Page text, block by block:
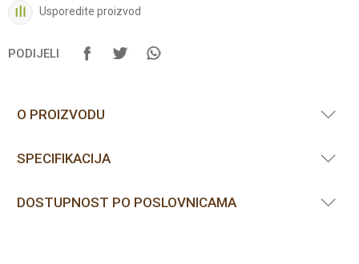
Usporedite proizvod
PODIJELI
O PROIZVODU
SPECIFIKACIJA
DOSTUPNOST PO POSLOVNICAMA